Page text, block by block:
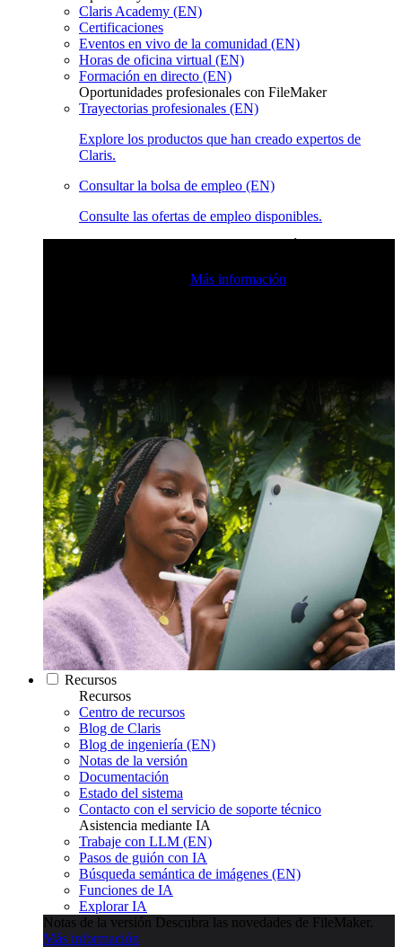
Claris Academy (EN)
Certificaciones
Eventos en vivo de la comunidad (EN)
Horas de oficina virtual (EN)
Formación en directo (EN)
Oportunidades profesionales con FileMaker
Trayectorias profesionales (EN)
Explore los productos que han creado expertos de
Claris.
Consultar la bolsa de empleo (EN)
Consulte las ofertas de empleo disponibles.
Más información
Recursos
Recursos
Centro de recursos
Blog de Claris
Blog de ingeniería (EN)
Notas de la versión
Documentación
Estado del sistema
Contacto con el servicio de soporte técnico
Asistencia mediante IA
Trabaje con LLM (EN)
Pasos de guión con IA
Búsqueda semántica de imágenes (EN)
Funciones de IA
Explorar IA
Notas de la versión Descubra las novedades de FileMaker.
Más información